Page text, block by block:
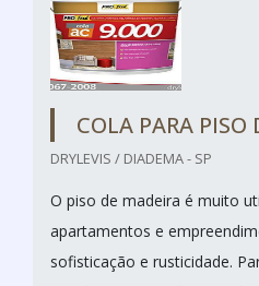
COLA PARA PISO
DRYLEVIS / DIADEMA - SP
O piso de madeira é muito
apartamentos e
sofisticação e rusticidade.